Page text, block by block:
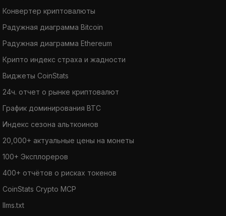
Конвертер криптовалюты
Радужная диаграмма Bitcoin
Радужная диаграмма Ethereum
Крипто индекс страха и жадности
Виджеты CoinStats
24ч. отчет о рынке криптовалют
График доминирования BTC
Индекс сезона альткоинов
20,000+ актуальные цены на монеты
100+ Эксплореров
400+ отчётов о рисках токенов
CoinStats Crypto MCP
llms.txt